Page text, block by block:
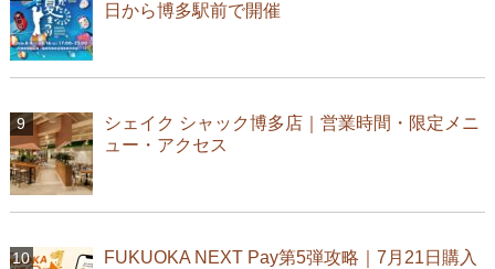
日から博多駅前で開催
シェイク シャック博多店｜営業時間・限定メニ
ュー・アクセス
FUKUOKA NEXT Pay第5弾攻略｜7月21日購入